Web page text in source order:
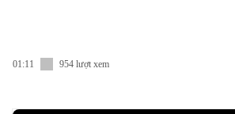
01:11 954 lượt xem